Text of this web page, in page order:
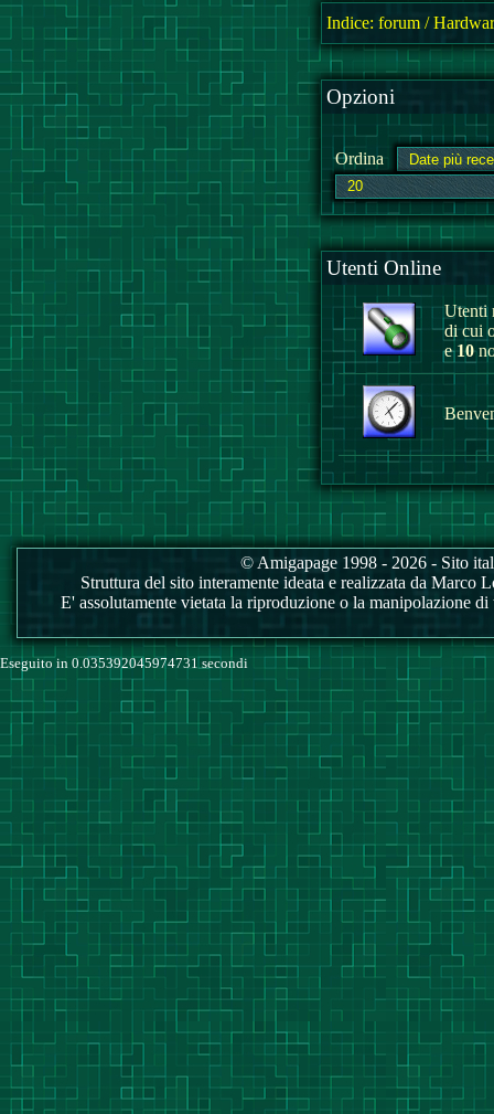
Indice: forum /
Opzioni
Ordina
Utenti Online
Utenti
di cui
e10
© Amigapage 1998 - 2026 - Sito
Struttura del sito interamente ideata e realizzata da
E' assolutamente vietata la riproduzione o la manipolazione
Eseguito in 0.035392045974731 secondi